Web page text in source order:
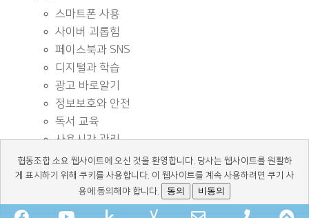
스마트폰 사용
사이버 괴롭힘
페이스북과 SNS
디지털과 학습
광고 바로알기
정보보호와 안전
독서 교육
사용시간 관리
기타
디지털 상식
협동조합 소요 웹사이트에 오신 것을 환영합니다. 당사는 웹사이트를 원활하
게 표시하기 위해 쿠키를 사용합니다. 이 웹사이트를 계속 사용하려면 쿠기 사
용에 동의해야 합니다.
동의 비동의